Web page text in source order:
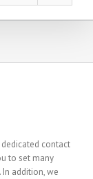
contact
to set many
addition, we